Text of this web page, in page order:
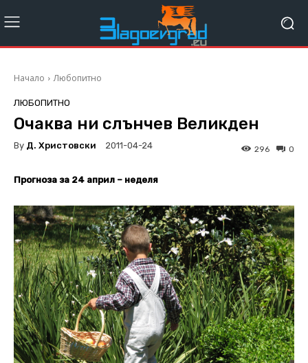
Начало Любопитно
ЛЮБОПИТНО
Очаква ни слънчев Великден
By Д. Христовски 2011-04-24 0
296
Прогноза за 24 април – неделя